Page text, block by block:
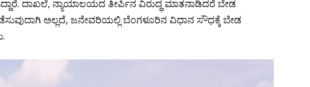
ದಾಖಲೆ, ನ್ಯಾಯಾಲಯದ ತೀರ್ಪಿನ ವಿರುದ್ಧ ಮಾತನಾಡಿದರೆ ಬೇಡ
ಅಲ್ಲದೆ, ಜನೇವರಿಯಲ್ಲಿ ಬೆಂಗಳೂರಿನ ವಿಧಾನ ಸೌಧಕ್ಕೆ ಬೇಡ